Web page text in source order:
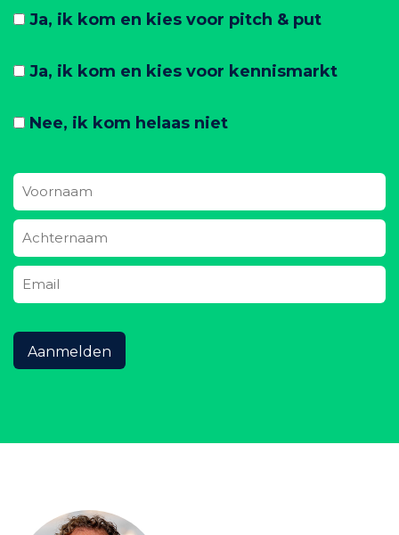
Ja, ik kom en kies voor pitch & put
Ja, ik kom en kies voor kennismarkt
Nee, ik kom helaas niet